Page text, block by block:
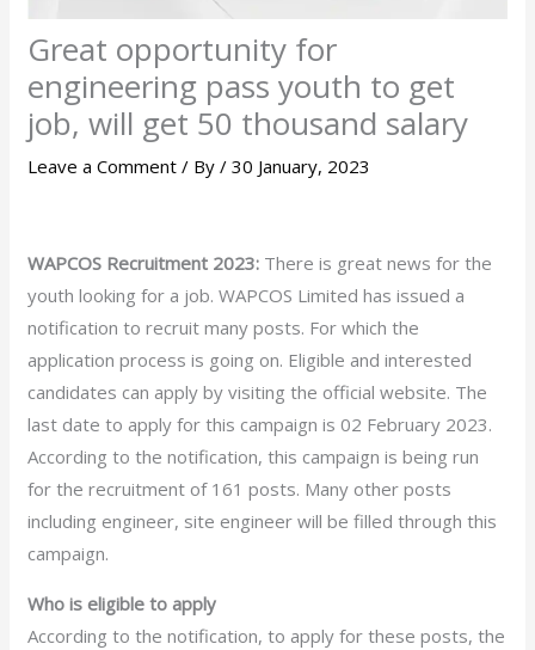
Great opportunity for
engineering pass youth to get
job, will get 50 thousand salary
Leave a Comment / By/30 January, 2023
WAPCOS Recruitment 2023: There is great news for the
youth looking for a job. WAPCOS Limited has issued a
notification to recruit many posts. For which the
application process is going on. Eligible and interested
candidates can apply by visiting the official website. The
last date to apply for this campaign is 02 February 2023.
According to the notification, this campaign is being run
for the recruitment of 161 posts. Many other posts
including engineer, site engineer will be filled through this
campaign.
Who is eligible to apply
According to the notification, to apply for these posts, the